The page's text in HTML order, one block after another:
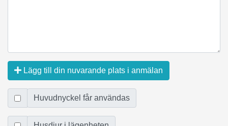
Lägg till din nuvarande plats i anmälan
Huvudnyckel får användas